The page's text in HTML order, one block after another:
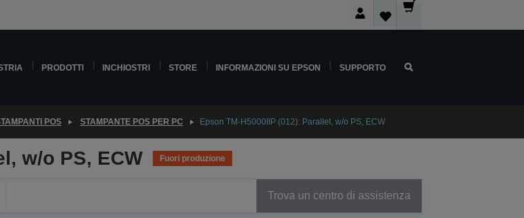
PRODOTTI INCHIOSTRI STORE INFORMAZIONI SU EPSON SUPPORTO
POS STAMPANTE POS PER PC Epson TM-H5000IIP (012): Parallel, w/o PS, ECW
w/o PS, ECW Fuori produzione
Trova un centro di assistenza